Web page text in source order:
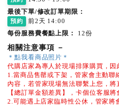
最後下單/修改訂單期限：
預約
前2天 14:00
每份服務費餐點上限： 12份
相關注意事項 －
＊點我看商品照片＊
代購店家為專人於現場排隊購買，因
1.當商品售罄或下架，管家會主動
內容，若管家現場無法聯繫上您，
【總訂單金額差異】，卡個位客服
2.可能遇上店家臨時性公休，管家將